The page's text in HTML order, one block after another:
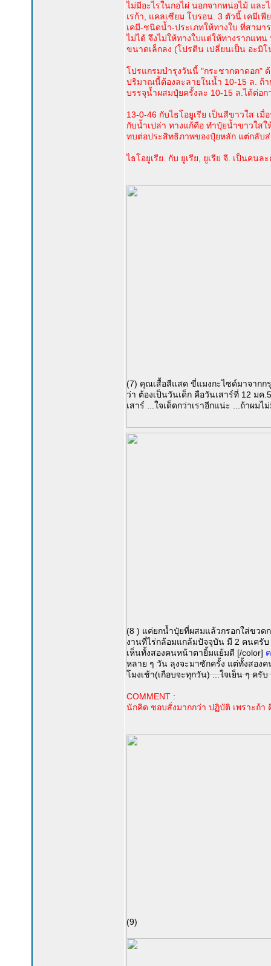
ไม่มีอะไรในกอไผ่ นอกจากหน่อไม้ แล
เรก้า, แคลเซียม โบรอน. 3 ตัวนี้ เคมีเ
เคมี-ชนิดน้ำ-ประเภทให้ทางใบ ที่สาม
ไม่ได้ จึงไม่ให้ทางใบแต่ให้ทางรากแท
ขนาดเล็กลง (โปรตีน เปลี่ยนเป็น อะมิ
โปรแกรมบำรุงวันนี้ "กระชากตาดอก"
ปริมาณนี้ต้องละลายในน้ำ 10-15 ล. ถ้
บรรจุน้ำผสมปุ๋ยครั้งละ 10-15 ล.ได้ต่อก
13-0-46 กับไธโอยูเรีย เป็นสีขาวใส เ
กับน้ำเปล่า ทางแก้คือ ทำปุ๋ยน้ำขาวใส
ทบต่อประสิทธิภาพของปุ๋ยหลัก แต่กลับส่
ไธโอยูเรีย. กับ ยูเรีย, ยูเรีย จี. เป็นคนล
(7) คุณเสื้อสีแสด ขี่แมงกะไซด์มาจากก
ว่า ต้องเป็นวันเด็ก คือวันเสาร์ที่ 12 ม
เสาร์ ...ใจเด็ดกว่าเราอีกแน่ะ ...ถ้าผม
(8 ) แค่ยกน้ำปุ๋ยที่ผสมแล้วกรอกใส่ขวด
งานที่ไร่กล้อมแกล้มปัจจุบัน มี 2 คนครั
เห็นทั้งสองคนหน้าตายิ้มแย้มดี [/color]
หลาย ๆ วัน ลุงจะมาซักครั้ง แต่ทั้งสอง
โมงเช้า(เกือบจะทุกวัน) ...ใจเย็น ๆ ครั
COMMENT :
นักคิด ชอบสั่งมากกว่า ปฏิบัติ เพราะถ้า
(9)